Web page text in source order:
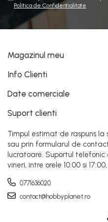
Politica de Confidentialitate
Magazinul meu
Info Clienti
Date comerciale
Suport clienti
Timpul estimat de raspuns la
sau prin formularul de
lucratoare. Suportul
vineri, intre orele 10:00 si
0771636020
contact@hobbyplanet.ro